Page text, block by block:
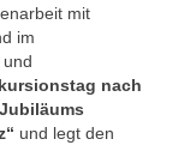
mit
im
nach
und legt den